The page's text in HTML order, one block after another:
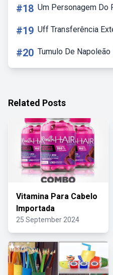
#18 Um Personagem Do
#19 Uff Transferência
#20 Tumulo De Napoleão
Related Posts
Vitamina Para Cabelo
Importada
25 September 2024